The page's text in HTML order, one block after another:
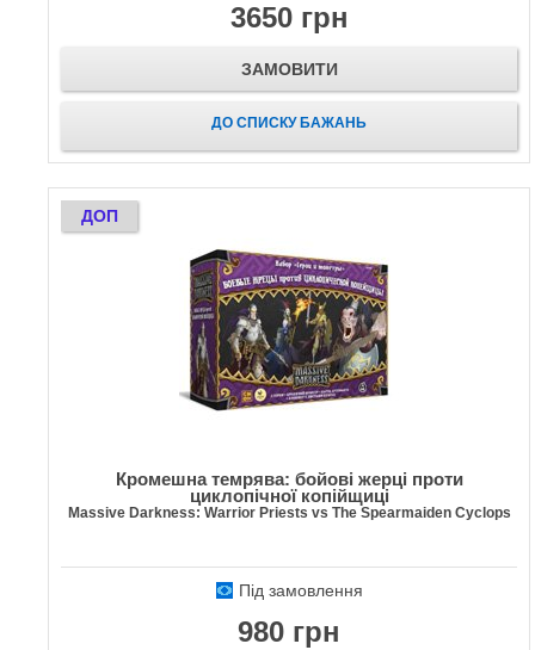
3650 грн
ЗАМОВИТИ
ДО СПИСКУ БАЖАНЬ
ДОП
Кромешна темрява: бойові жерці проти
циклопічної копійщиці
Massive Darkness: Warrior Priests vs The Spearmaiden Cyclops
Під замовлення
980 грн